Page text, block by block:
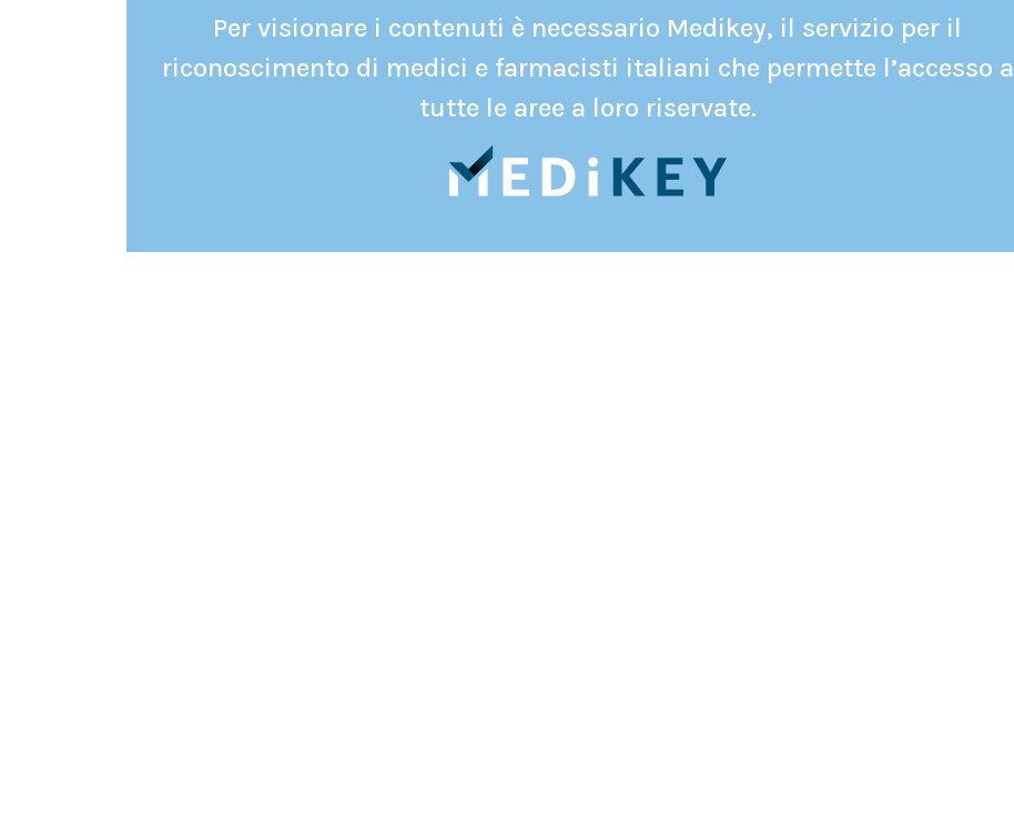
Per visionare i contenuti è necessario Medikey, il servizio per il
riconoscimento di medici e farmacisti italiani che permette l’accesso a
tutte le aree a loro riservate.